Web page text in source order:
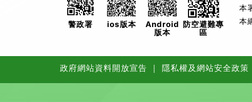
警政署 ios版本
Android
版本
防空避難專
區
本
本
政府網站資料開放宣告 ｜ 隱私權及網站安全政策